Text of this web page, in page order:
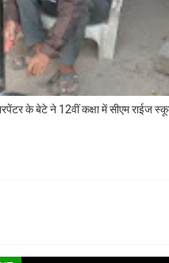
के बेटे ने 12वीं कक्षा में सीएम राईज